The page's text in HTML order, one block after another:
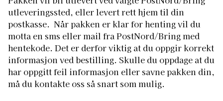
utleveringssted, eller levert rett hjem til din
postkasse. Når pakken er klar for henting vil du
motta en sms eller mail fra PostNord/Bring med
hentekode. Det er derfor viktig at du oppgir korrekt
informasjon ved bestilling. Skulle du oppdage at du
har oppgitt feil informasjon eller savne pakken din,
må du kontakte oss så snart som mulig.